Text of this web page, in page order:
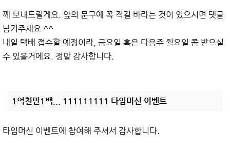
께 보내드릴게요. 앞의 문구에 꼭 적길 바라는 것이 있으시면 댓글
남겨주세요 ^^
내일 택배 접수할 예정이라, 금요일 혹은 다음주 월요일 쯤 받으실
수 있을거에요. 정말 감사합니다.
1억천만1백... 111111111 타임머신 이벤트
타임머신 이벤트에 참여해 주셔서 감사합니다.